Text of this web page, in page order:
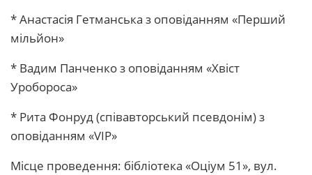
* Анастасія Гетманська з оповіданням «Перший
мільйон»
* Вадим Панченко з оповіданням «Хвіст
Уробороса»
* Рита Фонруд (співавторський псевдонім) з
оповіданням «VIP»
Місце проведення: бібліотека «Оціум 51», вул.